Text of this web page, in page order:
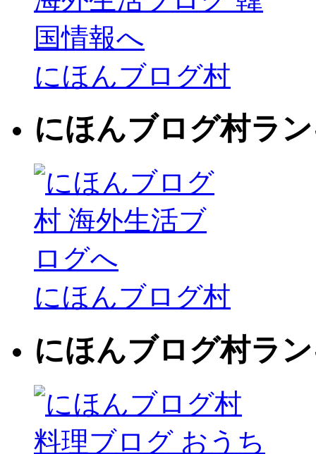
にほんブログ村
にほんブログ村ラ
にほんブログ村
にほんブログ村ラ